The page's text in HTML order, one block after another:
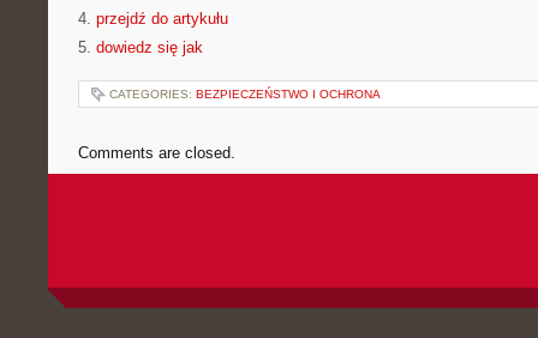
4. przejdź do artykułu
5. dowiedz się jak
CATEGORIES: BEZPIECZEŃSTWO I OCHRONA
Comments are closed.